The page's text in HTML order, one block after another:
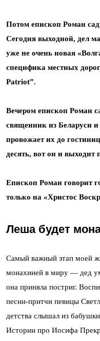
Потом епископ Роман
Сегодня выходной, дел
уже не очень новая
специфика местных
Patriot”.
Вечером епископ Роман
священник из Беларуси
провожает их до
десять, вот он и выходит
Епископ Роман говорит
только на «Христос
Леша будет
Самый важный этап моей
монахиней в миру — дед
она приняла постриг.
песни-притчи певицы
детства слышал из
Истории про Иосифа